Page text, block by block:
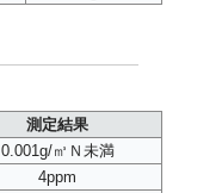
測定結果
0.001g/㎥Ｎ未満
4ppm